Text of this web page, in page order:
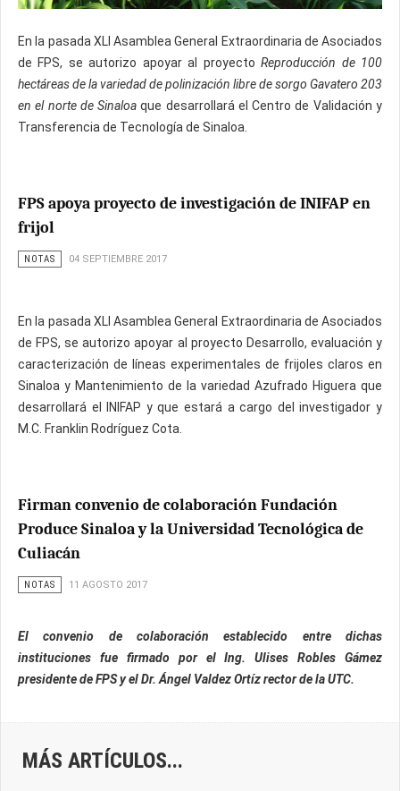
En la pasada XLI Asamblea General Extraordinaria de Asociados
de FPS, se autorizo apoyar al proyectoReproducción de 100
hectáreas de la variedad de polinización libre de sorgo Gavatero 203
en el norte de Sinaloa que desarrollará el Centro de Validación y
Transferencia de Tecnología de Sinaloa.
FPS apoya proyecto de investigación de INIFAP en
frijol
NOTAS 04 SEPTIEMBRE 2017
En la pasada XLI Asamblea General Extraordinaria de Asociados
de FPS, se autorizo apoyar al proyecto Desarrollo, evaluación y
caracterización de líneas experimentales de frijoles claros en
Sinaloa y Mantenimiento de la variedad Azufrado Higuera que
desarrollará el INIFAP y que estará a cargo del investigador y
M.C. Franklin Rodríguez Cota.
Firman convenio de colaboración Fundación
Produce Sinaloa y la Universidad Tecnológica de
Culiacán
NOTAS 11 AGOSTO 2017
El convenio de colaboración establecido entre dichas
instituciones fue firmado por el Ing. Ulises Robles Gámez
presidente de FPS y el Dr. Ángel Valdez Ortíz rector de la UTC.
MÁS ARTÍCULOS...